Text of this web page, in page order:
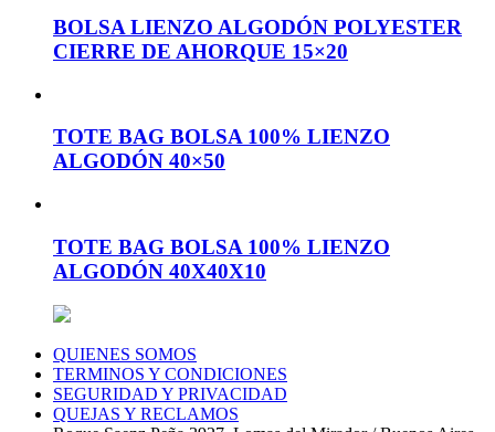
BOLSA LIENZO ALGODÓN POLYESTER
CIERRE DE AHORQUE 15×20
TOTE BAG BOLSA 100% LIENZO
ALGODÓN 40×50
TOTE BAG BOLSA 100% LIENZO
ALGODÓN 40X40X10
QUIENES SOMOS
TERMINOS Y CONDICIONES
SEGURIDAD Y PRIVACIDAD
QUEJAS Y RECLAMOS